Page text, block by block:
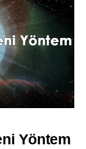
Yöntem